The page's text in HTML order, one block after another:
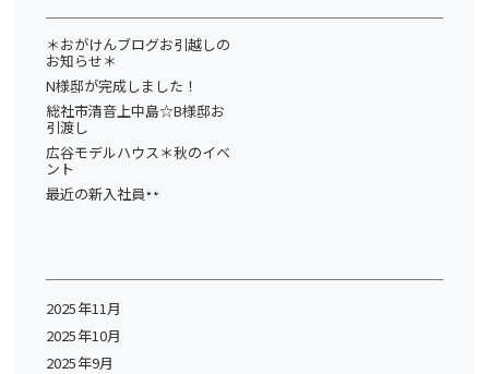
＊おがけんブログお引越しの
お知らせ＊
N様邸が完成しました！
総社市清音上中島☆B様邸お
引渡し
広谷モデルハウス＊秋のイベ
ント
最近の新入社員
2025年11月
2025年10月
2025年9月